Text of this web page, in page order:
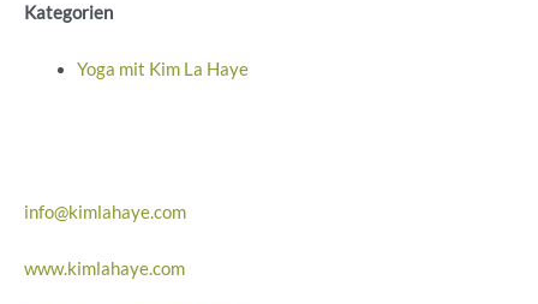
Kategorien
Yoga mit Kim La Haye
info@kimlahaye.com
www.kimlahaye.com